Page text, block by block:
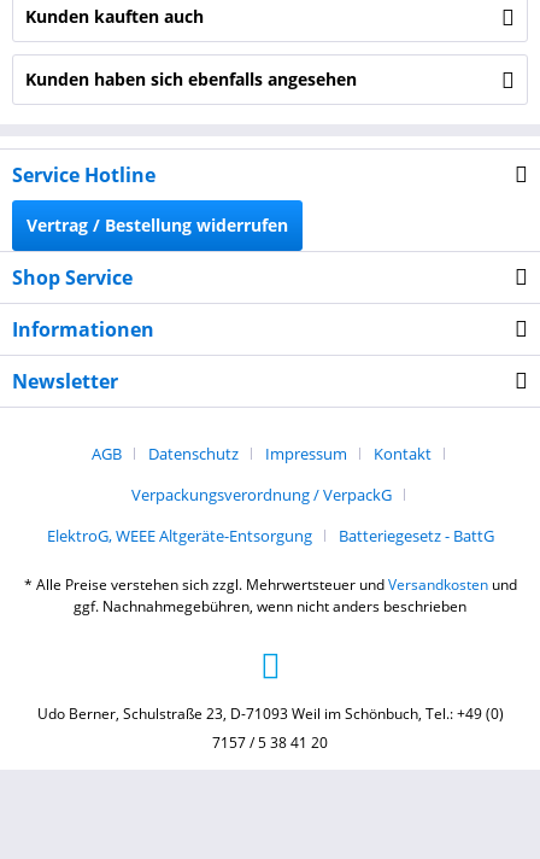
Kunden kauften auch
Kunden haben sich ebenfalls angesehen
Service Hotline
Vertrag / Bestellung widerrufen
Shop Service
Informationen
Newsletter
AGB Datenschutz Impressum
Kontakt
Verpackungsverordnung / VerpackG
ElektroG, WEEE Altgeräte-Entsorgung
Batteriegesetz - BattG
* Alle Preise verstehen sich zzgl. Mehrwertsteuer undVersandkostenund
ggf. Nachnahmegebühren, wenn nicht anders beschrieben
Udo Berner, Schulstraße 23, D-71093 Weil im Schönbuch, Tel.: +49 (0)
7157 / 5 38 41 20